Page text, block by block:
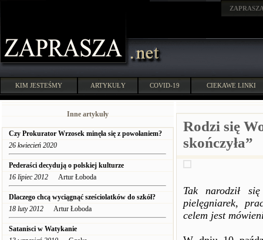
KIM JESTEŚMY ARTYKUŁY COVID-19 CIEKAWE LINKI
Inne artykuły
Czy Prokurator Wrzosek minęła się z powołaniem?
26 kwiecień 2020
Pederaści decydują o polskiej kulturze
16 lipiec 2012 Artur Łoboda
Dlaczego chcą wyciągnąć sześciolatków do szkół?
18 luty 2012 Artur Łoboda
Satanisci w Watykanie
Rodzi się
skończyła”
Tak narodził
pielęgniarek,
celem jest